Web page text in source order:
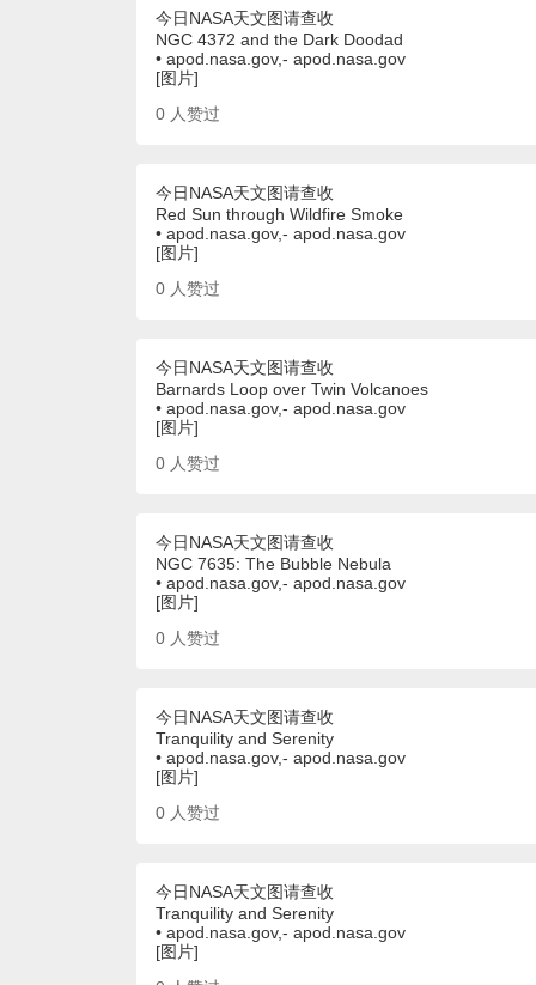
今日NASA天文图请查收
NGC 4372 and the Dark Doodad
• apod.nasa.gov,- apod.nasa.gov
[图片]
0 人赞过
今日NASA天文图请查收
Red Sun through Wildfire Smoke
• apod.nasa.gov,- apod.nasa.gov
[图片]
0 人赞过
今日NASA天文图请查收
Barnards Loop over Twin Volcanoes
• apod.nasa.gov,- apod.nasa.gov
[图片]
0 人赞过
今日NASA天文图请查收
NGC 7635: The Bubble Nebula
• apod.nasa.gov,- apod.nasa.gov
[图片]
0 人赞过
今日NASA天文图请查收
Tranquility and Serenity
• apod.nasa.gov,- apod.nasa.gov
[图片]
0 人赞过
今日NASA天文图请查收
Tranquility and Serenity
• apod.nasa.gov,- apod.nasa.gov
[图片]